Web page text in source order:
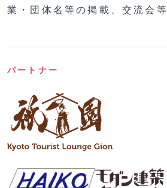
業・団体名等の掲載、交流会等
パートナー